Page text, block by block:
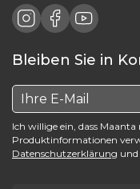
Bleiben Sie in
Ich willige ein, dass
Produktinformationen
Datenschutzerklärung und